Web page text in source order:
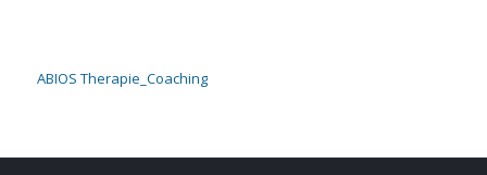
ABIOS Therapie_Coaching